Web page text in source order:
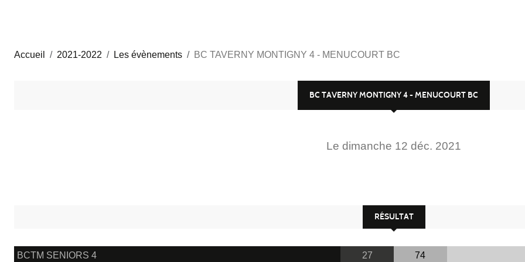
Accueil 2021-2022 Les évènements BC TAVERNY MONTIGNY 4 - MENUCOURT BC
BC TAVERNY MONTIGNY 4 - MENUCOURT BC
Le dimanche 12 déc. 2021
RÉSULTAT
BCTM SENIORS 4 27 74